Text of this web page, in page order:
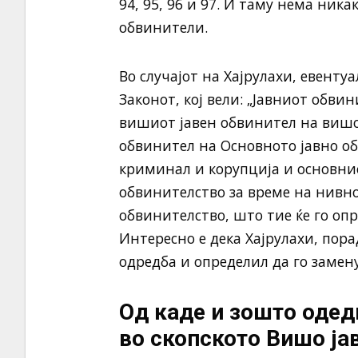
94, 95, 96 и 97. И таму нема
обвинители.
Во случајот на Хајрулахи,
Законот, кој вели: „Јавниот
вишиот јавен обвинител на
обвинител на Основното јавно
криминал и корупција и
обвинителство за време на
обвинителство, што тие ќе го
Интересно е дека Хајрулахи,
одредба и определил да го
Од каде и зошто
во скопското Вишо